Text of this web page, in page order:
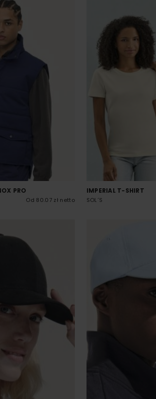
PRO
Od 80.07 zł netto
IMPERIAL T-SHIRT
SOL´S